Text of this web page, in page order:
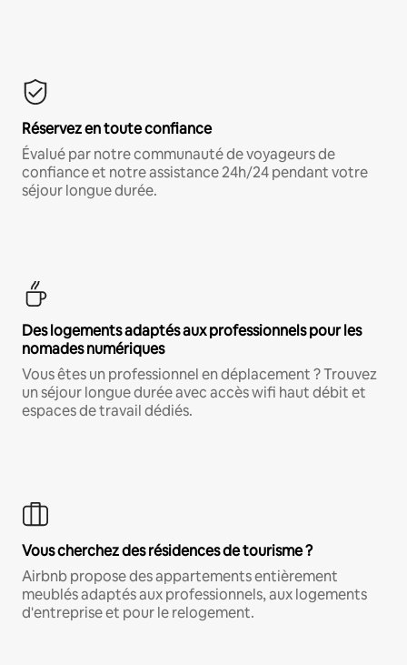
Réservez en toute confiance
Évalué par notre communauté de voyageurs de
confiance et notre assistance 24h/24 pendant votre
séjour longue durée.
Des logements adaptés aux professionnels pour les
nomades numériques
Vous êtes un professionnel en déplacement ? Trouvez
un séjour longue durée avec accès wifi haut débit et
espaces de travail dédiés.
Vous cherchez des résidences de tourisme ?
Airbnb propose des appartements entièrement
meublés adaptés aux professionnels, aux logements
d'entreprise et pour le relogement.